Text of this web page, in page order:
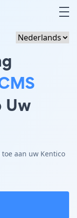
Uw
aan uw Kentico